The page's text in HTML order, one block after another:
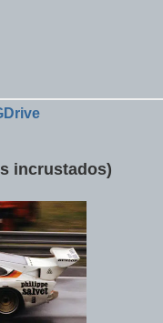
incrustados)